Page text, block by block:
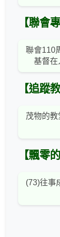
【聯會
聯會110
基督在
【追蹤
茂物的教
【飄零
(73)往事